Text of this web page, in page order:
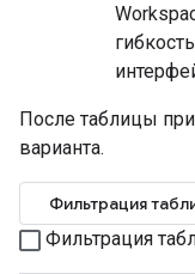
После таблицы
варианта.
Фильтрация
Фильтрация